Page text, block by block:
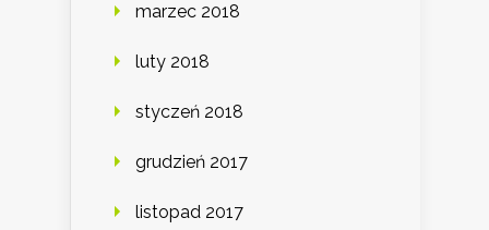
marzec 2018
luty 2018
styczeń 2018
grudzień 2017
listopad 2017